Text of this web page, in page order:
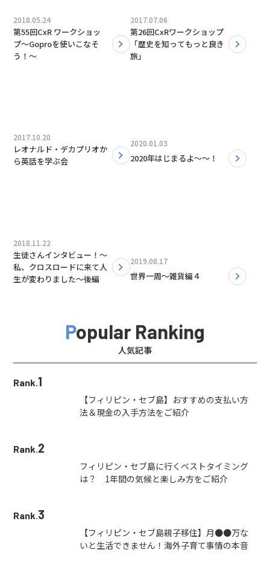
2018.05.24
第55回CxR ワークショッ
プ〜Goproを使いこなそ
う！〜
2017.07.06
第26回CxRワークショップ
「歴史を知ってもっと良き
旅」
2017.10.20
レオナルド・デカプリオか
ら英話を学ぶ会
2020.01.03
2020年はじまるよ〜〜！
2018.11.22
生徒さんインタビュー！〜
私、クロスロードに来て人
生が変わりました〜後編
2019.08.17
世界一周〜雑貨編４
Popular Ranking
人気記事
Rank.1
【フィリピン・セブ島】おすすめの支払い方
法＆現金の入手方法をご紹介
Rank.2
フィリピン・セブ島に行くベストタイミング
は？ 1年間の気候と楽しみ方をご紹介
Rank.3
【フィリピン・セブ島親子移住】月●●万な
いと生活できません！海外子育て事情の本音